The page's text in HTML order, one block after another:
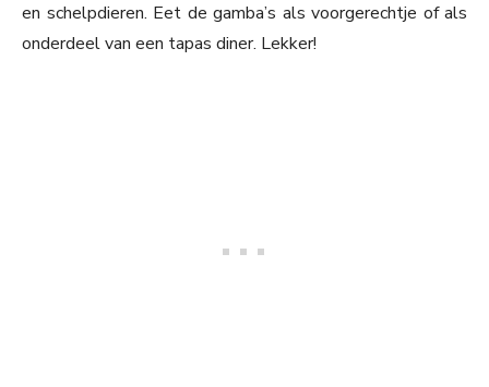
en schelpdieren. Eet de gamba’s als voorgerechtje of als
onderdeel van een tapas diner. Lekker!